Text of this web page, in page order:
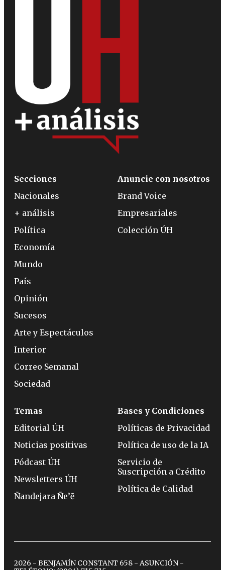
Secciones
Nacionales
+ análisis
Política
Economía
Mundo
País
Opinión
Sucesos
Arte y Espectáculos
Interior
Correo Semanal
Sociedad
Anuncie con nosotros
Brand Voice
Empresariales
Colección ÚH
Temas
Editorial ÚH
Noticias positivas
Pódcast ÚH
Newsletters ÚH
Ñandejara Ñe’ẽ
Bases y Condiciones
Políticas de Privacidad
Política de uso de la IA
Servicio de
Suscripción a Crédito
Política de Calidad
2026 - BENJAMÍN CONSTANT 658 - ASUNCIÓN -